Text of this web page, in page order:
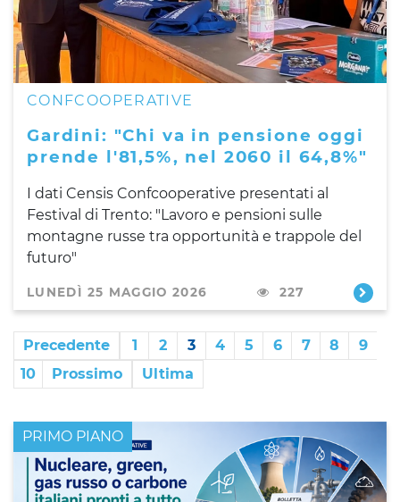
CONFCOOPERATIVE
Gardini: "Chi va in pensione oggi
prende l'81,5%, nel 2060 il 64,8%"
I dati Censis Confcooperative presentati al
Festival di Trento: "Lavoro e pensioni sulle
montagne russe tra opportunità e trappole del
futuro"
LUNEDÌ 25 MAGGIO 2026 227
Precedente 1 2 3 4 5 6 7 8
9
10
Prossimo Ultima
PRIMO PIANO